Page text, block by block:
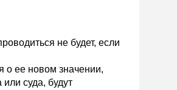
не будет, если
о ее новом значении,
суда, будут